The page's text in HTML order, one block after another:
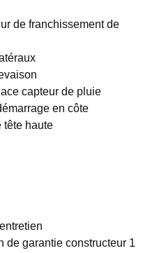
de franchissement de
capteur de pluie
en côte
tête haute
de garantie constructeur 1